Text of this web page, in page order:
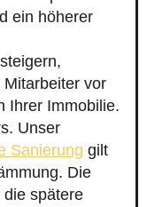
ein höherer
vor
Ihrer Immobilie.
Unser
Sanierung gilt
Die
die spätere